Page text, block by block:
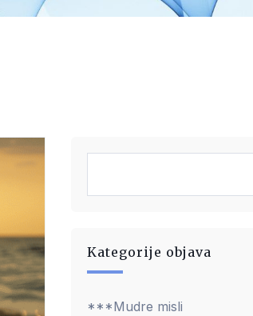
Kategorije objava
***Mudre misli